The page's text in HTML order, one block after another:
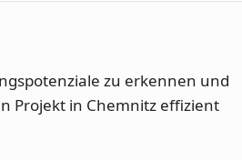
zu erkennen und
Projekt in Chemnitz effizient